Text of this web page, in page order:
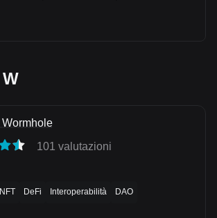
101 valutazioni
DeFi Interoperabilità DAO